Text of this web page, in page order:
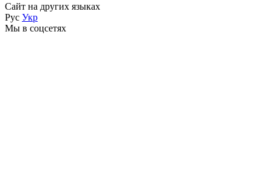
Сайт на других языках
Рус Укр
Мы в соцсетях